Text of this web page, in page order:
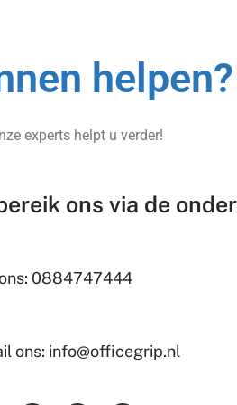
helpen?
experts helpt u verder!
ons via de
0884747444
ons: info@officegrip.nl